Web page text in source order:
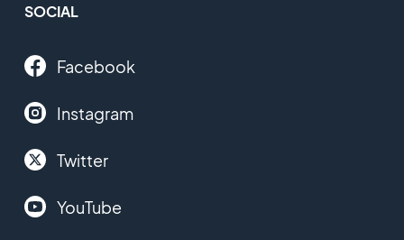
SOCIAL
Facebook
Instagram
Twitter
YouTube